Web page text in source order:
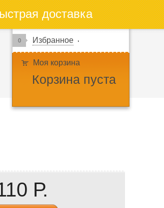
доставка
0 Избранное
Моя корзина
Корзина пуста
Р.